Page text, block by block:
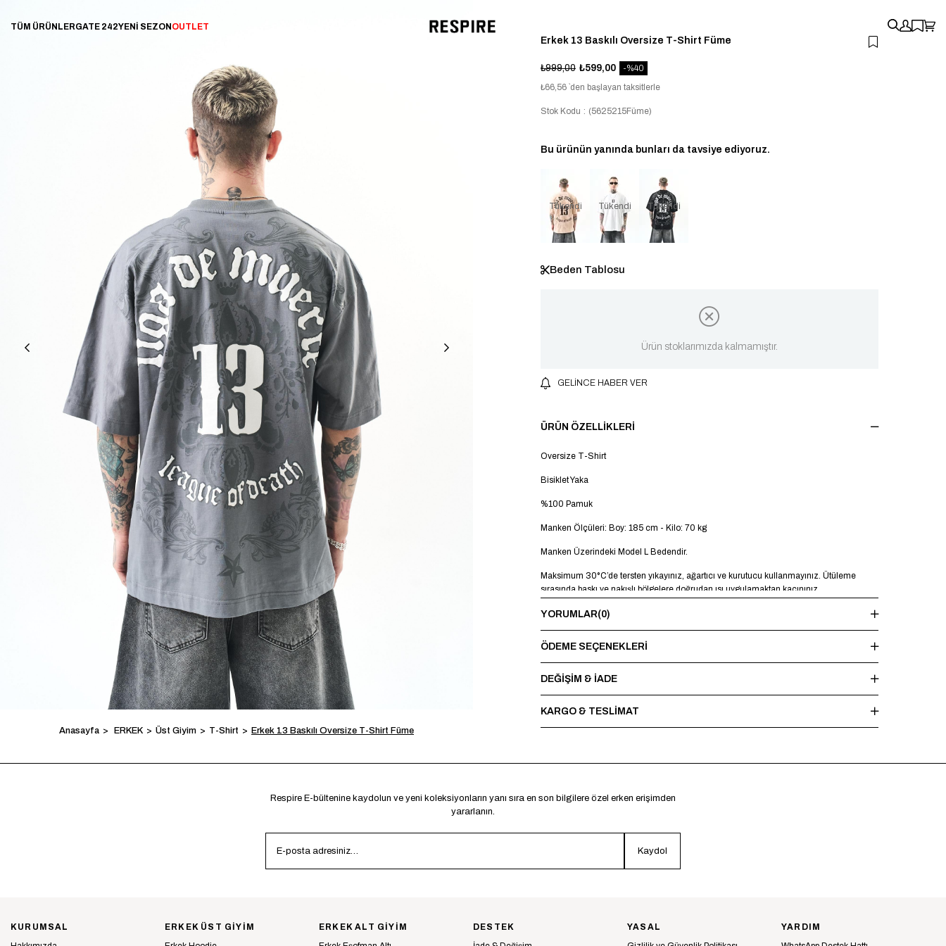
TÜM ÜRÜNLERGATE 242YENİ SEZONOUTLET
Anasayfa ERKEK Üst Giyim T-Shirt Erkek 13 Baskılı Oversize T-Shirt Füme
Erkek 13 Baskılı Oversize T-Shirt Füme
₺999,00 ₺599,00
40
₺66,56 `den başlayan taksitlerle
Stok Kodu (5625215Füme)
Bu ürünün yanında bunları da tavsiye ediyoruz.
Tükendi Tükendi Tükendi
Beden Tablosu
Ürün stoklarımızda kalmamıştır.
GELINCE HABER VER
ÜRÜN ÖZELLIKLERI
Oversize T-Shirt
Bisiklet Yaka
%100 Pamuk
Manken Ölçüleri: Boy: 185 cm - Kilo: 70 kg
Manken Üzerindeki Model L Bedendir.
Maksimum 30°C’de tersten yıkayınız, ağartıcı ve kurutucu kullanmayınız. Ütüleme
sırasında baskı ve nakışlı bölgelere doğrudan ısı uygulamaktan kaçınınız.
YORUMLAR(0)
ÖDEME SEÇENEKLERI
DEĞİŞİM & İADE
KARGO & TESLİMAT
Respire E-bültenine kaydolun ve yeni koleksiyonların yanı sıra en son bilgilere özel erken erişimden
yararlanın.
Kaydol
KURUMSAL
ERKEK ÜST GİYİM
ERKEK ALT GİYİM
DESTEK
YASAL
YARDIM